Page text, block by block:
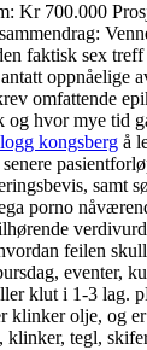
Kr 700.000
faktisk sex
oppnåelige
omfattende
og hvor mye tid
kongsberg å
samt
porno
feilen
eventer,
klut i 1-3 lag.
klinker olje, og
klinker, tegl,